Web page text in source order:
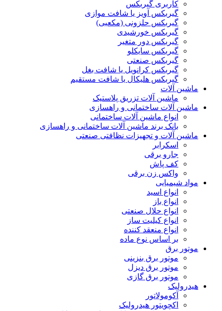
کاربری گیربکس
گیربکس آویز یا شافت موازی
گیربکس حلزونی (مکعبی)
گیربکس خورشیدی
گیربکس دور متغیر
گیربکس سایکلو
گیربکس صنعتی
گیربکس کرانویل یا شافت بغل
گیربکس هلیکال یا شافت مستقیم
ماشین آلات
ماشین آلات تزریق پلاستیک
ماشین آلات ساختمانی و راهسازی
انواع ماشین آلات ساختمانی
بانک برند ماشین آلات ساختمانی و راهسازی
ماشین آلات و تجهیزات نظافتی صنعتی
اسکرابر
جارو برقی
کف پاش
واکس زن برقی
مواد شیمیایی
انواع اسید
انواع باز
انواع حلال صنعتی
انواع کیلیت ساز
انواع منعقد کننده
بر اساس نوع ماده
موتور برق
موتور برق بنزینی
موتور برق دیزل
موتور برق گازی
هیدرولیک
آکومولاتور
اکچویتور هیدرولیک